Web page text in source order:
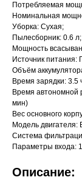
Потребляемая
Номинальная
Уборка: Сухая;
Пылесборник: 0.6 л;
Мощность
Источник питания:
Объём
Время зарядки: 3.5
Время автономной
мин)
Вес основного
Модель двигателя:
Система
Параметры входа:
Описание: